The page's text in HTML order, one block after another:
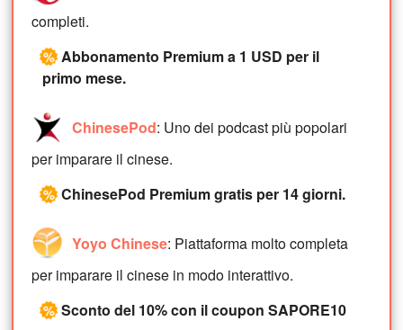
completi.
% Abbonamento Premium a 1 USD per il
primo mese.
ChinesePod: Uno dei podcast più popolari
per imparare il cinese.
% ChinesePod Premium gratis per 14 giorni.
Yoyo Chinese: Piattaforma molto completa
per imparare il cinese in modo interattivo.
% Sconto del 10% con il coupon SAPORE10